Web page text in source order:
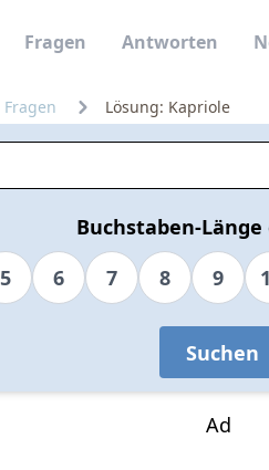
Fragen Antworten
Fragen Lösung: Kapriole
Buchstaben-
5 6 7 8 9
Suchen
Ad